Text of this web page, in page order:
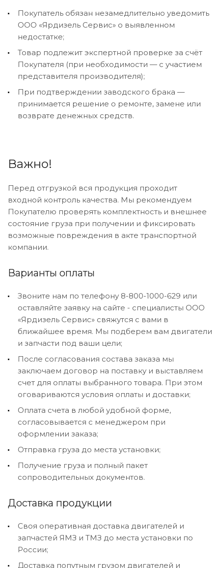
Покупатель обязан незамедлительно уведомить
ООО «Ярдизель Сервис» о выявленном
недостатке;
Товар подлежит экспертной проверке за счёт
Покупателя (при необходимости — с участием
представителя производителя);
При подтверждении заводского брака —
принимается решение о ремонте, замене или
возврате денежных средств.
Важно!
Перед отгрузкой вся продукция проходит
входной контроль качества. Мы рекомендуем
Покупателю проверять комплектность и внешнее
состояние груза при получении и фиксировать
возможные повреждения в акте транспортной
компании.
Варианты оплаты
Звоните нам по телефону 8-800-1000-629 или
оставляйте заявку на сайте - специалисты ООО
«Ярдизель Сервис» свяжутся с вами в
ближайшее время. Мы подберем вам двигатели
и запчасти под ваши цели;
После согласования состава заказа мы
заключаем договор на поставку и выставляем
счет для оплаты выбранного товара. При этом
оговариваются условия оплаты и доставки;
Оплата счета в любой удобной форме,
согласовывается с менеджером при
оформлении заказа;
Отправка груза до места установки;
Получение груза и полный пакет
сопроводительных документов.
Доставка продукции
Своя оперативная доставка двигателей и
запчастей ЯМЗ и ТМЗ до места установки по
России;
Доставка попутным грузом двигателей и